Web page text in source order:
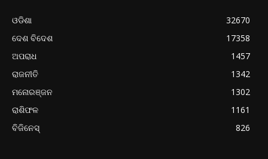
ଓଡିଶା
32670
ଦେଶ ବିଦେଶ
17358
ଅପରାଧ
1457
ରାଜନୀତି
1342
ମନୋରଞ୍ଜନ
1302
ରାଶିଫଳ
1161
ବିଜିନେସ୍
826